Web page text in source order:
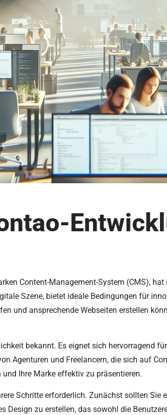
Content-Management-System (CMS),
Szene, bietet ideale Bedingungen für
und ansprechende Webseiten erstellen
bekannt. Es eignet sich hervorragend
Agenturen und Freelancern, die sich auf
Ihre Marke effektiv zu präsentieren.
Schritte erforderlich. Zunächst sollten Sie
Design zu erstellen, das sowohl die